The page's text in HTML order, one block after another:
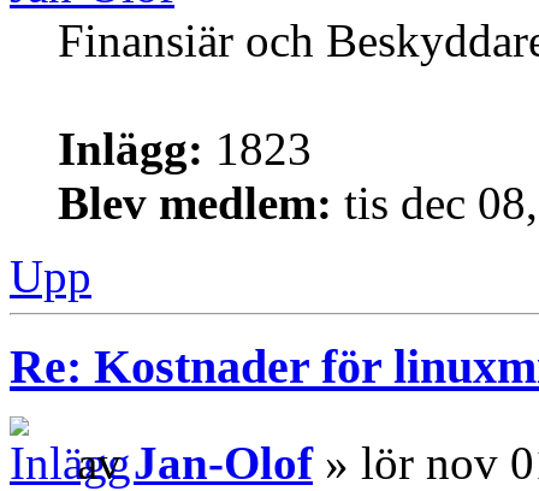
Finansiär och
Inlägg: 1823
Blev medlem: tis dec
Upp
Re: Kostnader för
avJan-Olof» lör nov